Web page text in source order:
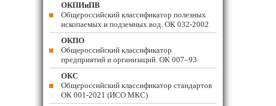
ОКПИиПВ
Общероссийский классификатор полезных
ископаемых и подземных вод. ОК 032-2002
ОКПО
Общероссийский классификатор
предприятий и организаций. ОК 007–93
ОКС
Общероссийский классификатор стандартов
ОК 001-2021 (ИСО МКС)